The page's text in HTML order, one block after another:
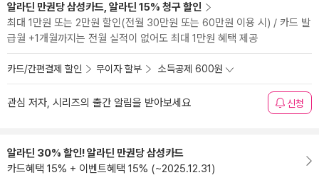
알라딘 만권당 삼성카드, 알라딘 15% 청구 할인
최대 1만원 또는 2만원 할인(전월 30만원 또는 60만원 이용 시) / 카드 발
급월 +1개월까지는 전월 실적이 없어도 최대 1만원 혜택 제공
카드/간편결제 할인 무이자 할부 소득공제 600원
관심 저자, 시리즈의 출간 알림을 받아보세요 신청
알라딘 30% 할인! 알라딘 만권당 삼성카드
카드혜택 15% + 이벤트혜택 15% (~2025.12.31)